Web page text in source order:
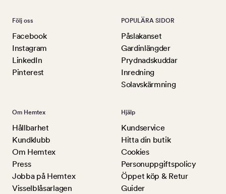
Följ oss
Facebook
Instagram
LinkedIn
Pinterest
POPULÄRA SIDOR
Påslakanset
Gardinlängder
Prydnadskuddar
Inredning
Solavskärmning
Om Hemtex
Hållbarhet
Kundklubb
Om Hemtex
Press
Jobba på Hemtex
Visselblåsarlagen
Hjälp
Kundservice
Hitta din butik
Cookies
Personuppgiftspolicy
Öppet köp & Retur
Guider